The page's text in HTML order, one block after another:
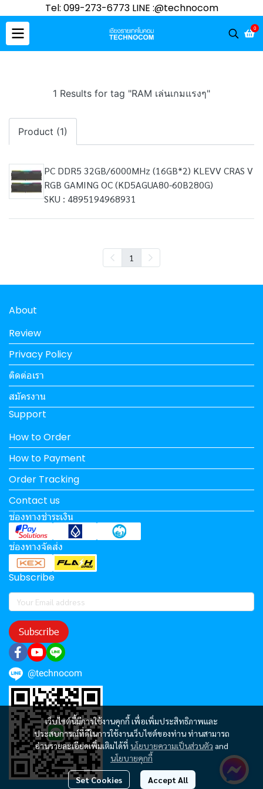
Tel: 099-273-6773 LINE :@technocom
0
1 Results for tag "RAM เล่นเกมแรงๆ"
Product (1)
PC DDR5 32GB/6000MHz (16GB*2) KLEVV CRAS V
RGB GAMING OC (KD5AGUA80-60B280G)
SKU : 4895194968931
1
เว็บไซต์นี้มีการใช้งานคุกกี้ เพื่อเพิ่มประสิทธิภาพและ
ประสบการณ์ที่ดีในการใช้งานเว็บไซต์ของท่าน ท่านสามารถ
อ่านรายละเอียดเพิ่มเติมได้ที่ นโยบายความเป็นส่วนตัว and
นโยบายคุกกี้
Set Cookies Accept All
About
Review
Privacy Policy
ติดต่อเรา
สมัครงาน
Support
How to Order
How to Payment
Order Tracking
Contact us
ช่องทางชำระเงิน
ช่องทางจัดส่ง
Subscribe
Subscribe
@technocom